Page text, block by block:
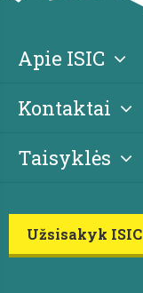
Apie ISIC
Kontaktai
Taisyklės
Užsisakyk ISIC